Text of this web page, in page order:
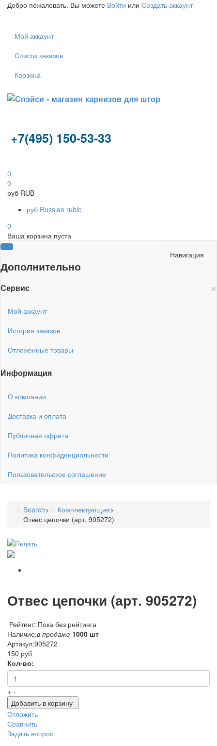
Добро пожаловать. Вы можете Войти или Создать аккаунт
Мой аккаунт
Список заказов
Корзина
+7(495) 150-53-33
0
0
руб RUB
руб Russian ruble
0
Ваша корзина пуста
Навигация
Дополнительно
×
Сервис
Мой аккаунт
История заказов
Отложенные товары
Информация
О компании
Доставка и оплата
Публичная офрета
Политика конфиденциальности
Пользовательское соглашение
Search> Комплектующие>
Отвес цепочки (арт. 905272)
Отвес цепочки (арт. 905272)
Рейтинг: Пока без рейтинга
Наличие:в продаже 1000 шт
Артикул:905272
150 руб
Кол-во:
+ -
Добавить в корзину
Отложить
Сравнить
Задать вопрос